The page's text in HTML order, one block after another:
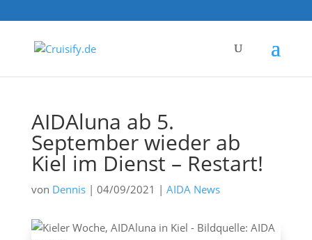
AIDAluna ab 5.
September wieder ab
Kiel im Dienst – Restart!
von Dennis| 04/09/2021 | AIDA News